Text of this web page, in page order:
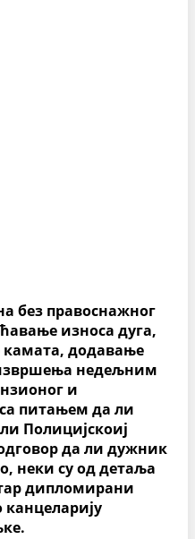
без правоснажног
износа дуга,
додавање
недељним
и
питањем да ли
Полицијскоиј
да ли дужник
неки су од детаља
дипломирани
канцеларију